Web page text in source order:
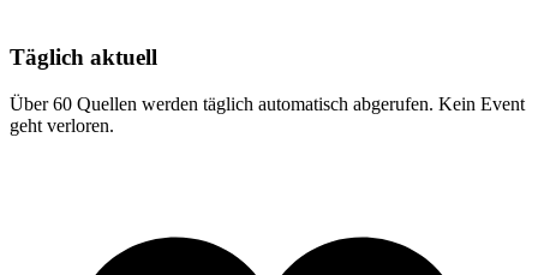
Täglich aktuell
Über 60 Quellen werden täglich automatisch abgerufen. Kein Event
geht verloren.